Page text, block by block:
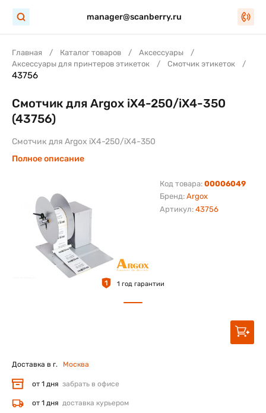
manager@scanberry.ru
Главная Каталог товаров
Аксессуары
Аксессуары для принтеров этикеток
Смотчик этикеток
43756
Бренд: Argox
Код товара: 00006049
Артикул: 43756
Смотчик для Argox iX4-250/iX4-350
(43756)
Смотчик для Argox iX4-250/iX4-350
Полное описание
1 1 год гарантии
Доставка в г. Москва
от 1 дня забрать в офисе
от 1 дня доставка курьером